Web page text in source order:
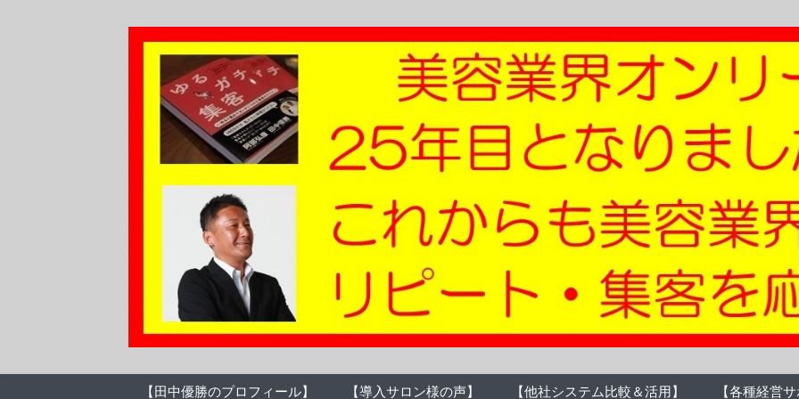
【田中優勝のプロフィール】 【導入サロン様の声】 【他社システム比較＆活用】 【各種経営